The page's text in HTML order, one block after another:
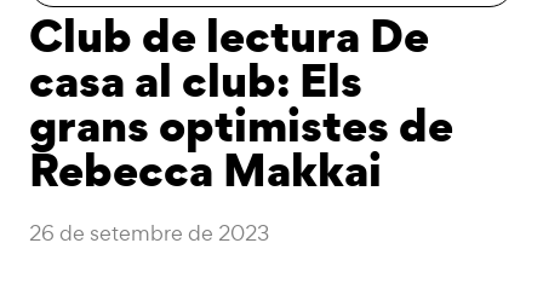
Club de lectura De
casa al club: Els
grans optimistes de
Rebecca Makkai
26 de setembre de 2023